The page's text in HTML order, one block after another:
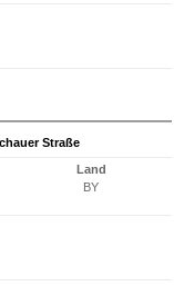
Straße
Land
BY